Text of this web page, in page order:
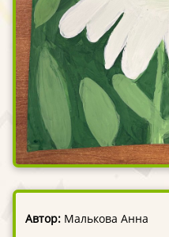
Автор: Малькова Анна